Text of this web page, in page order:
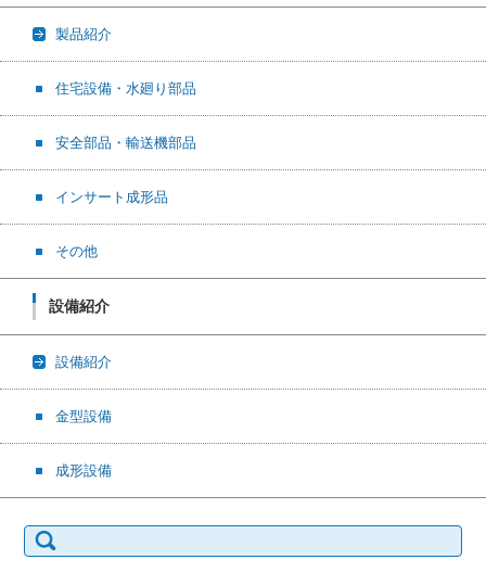
製品紹介
住宅設備・水廻り部品
安全部品・輸送機部品
インサート成形品
その他
設備紹介
設備紹介
金型設備
成形設備
検索: